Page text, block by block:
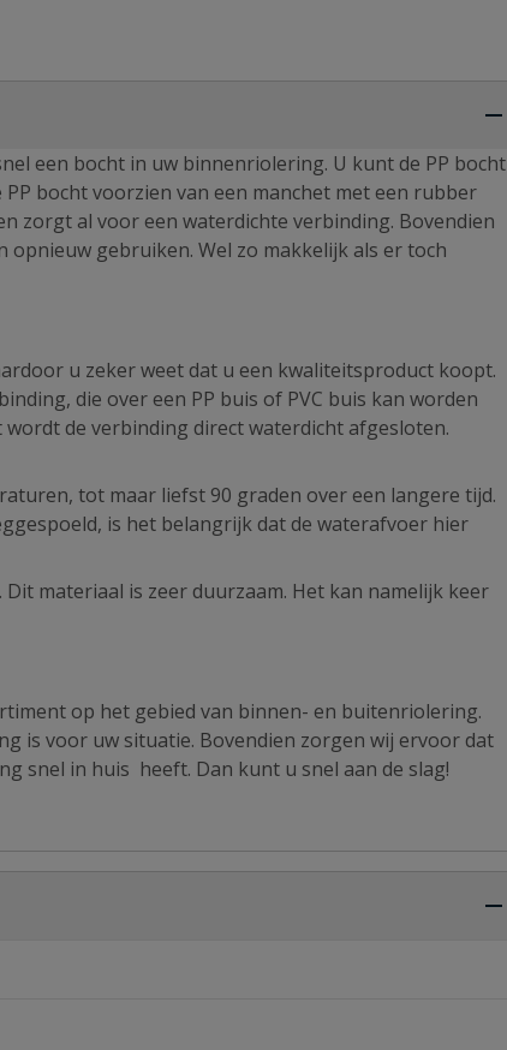
een bocht in uw binnenriolering. U kunt de PP bocht
bocht voorzien van een manchet met een rubber
zorgt al voor een waterdichte verbinding. Bovendien
gebruiken. Wel zo makkelijk als er toch
u zeker weet dat u een kwaliteitsproduct koopt.
die over een PP buis of PVC buis kan worden
de verbinding direct waterdicht afgesloten.
tot maar liefst 90 graden over een langere tijd.
is het belangrijk dat de waterafvoer hier
materiaal is zeer duurzaam. Het kan namelijk keer
op het gebied van binnen- en buitenriolering.
is voor uw situatie. Bovendien zorgen wij ervoor dat
snel in huis heeft. Dan kunt u snel aan de slag!